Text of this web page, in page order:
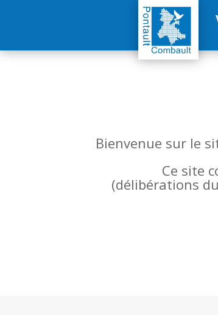
Bienvenue sur le
Ce site
(délibérations